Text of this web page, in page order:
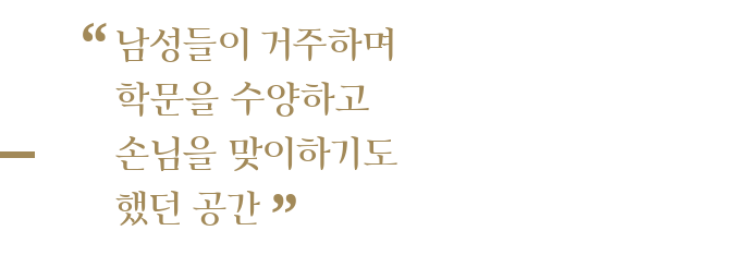
“ 남성들이 거주하며
학문을 수양하고
손님을 맞이하기도
했던 공간 ”